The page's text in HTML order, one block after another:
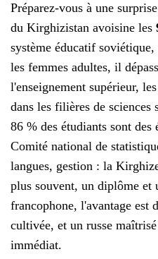
Préparez-vous à une
du Kirghizistan avoisine les
système éducatif
les femmes adultes, il
l'enseignement supérieur,
dans les filières de sciences
86 % des étudiants sont des
Comité national de
langues, gestion : la
plus souvent, un diplôme
francophone, l'avantage est
cultivée, et un russe
immédiat.